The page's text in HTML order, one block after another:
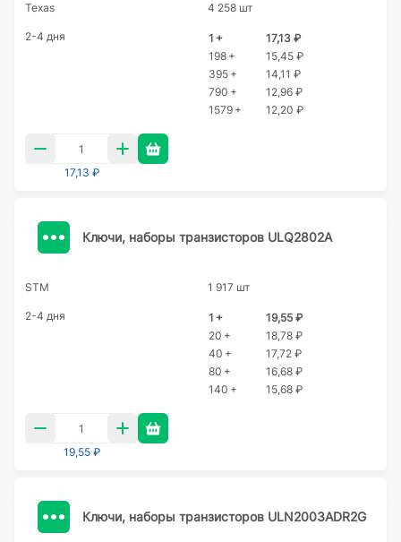
Texas 4 258 шт
2-4 дня 1 +
17,13 ₽
198 +
15,45 ₽
395 +
14,11 ₽
790 +
12,96 ₽
1579 +
12,20 ₽
17,13 ₽
Ключи, наборы транзисторов ULQ2802A
STM 1 917 шт
2-4 дня 1 +
19,55 ₽
20 +
18,78 ₽
40 +
17,72 ₽
80 +
16,68 ₽
140 +
15,68 ₽
19,55 ₽
Ключи, наборы транзисторов ULN2003ADR2G